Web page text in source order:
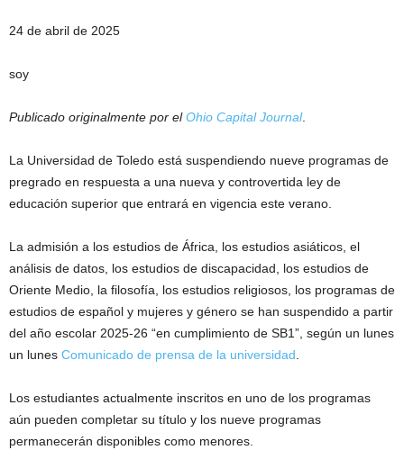
24 de abril de 2025
soy
Publicado originalmente por elOhio Capital Journal.
La Universidad de Toledo está suspendiendo nueve programas de
pregrado en respuesta a una nueva y controvertida ley de
educación superior que entrará en vigencia este verano.
La admisión a los estudios de África, los estudios asiáticos, el
análisis de datos, los estudios de discapacidad, los estudios de
Oriente Medio, la filosofía, los estudios religiosos, los programas de
estudios de español y mujeres y género se han suspendido a partir
del año escolar 2025-26 “en cumplimiento de SB1”, según un lunes
un lunes Comunicado de prensa de la universidad.
Los estudiantes actualmente inscritos en uno de los programas
aún pueden completar su título y los nueve programas
permanecerán disponibles como menores.